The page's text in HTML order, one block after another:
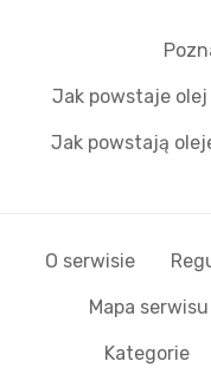
Jak powstaje olej
Jak powstają
O serwisie
Mapa serwisu
Kategorie